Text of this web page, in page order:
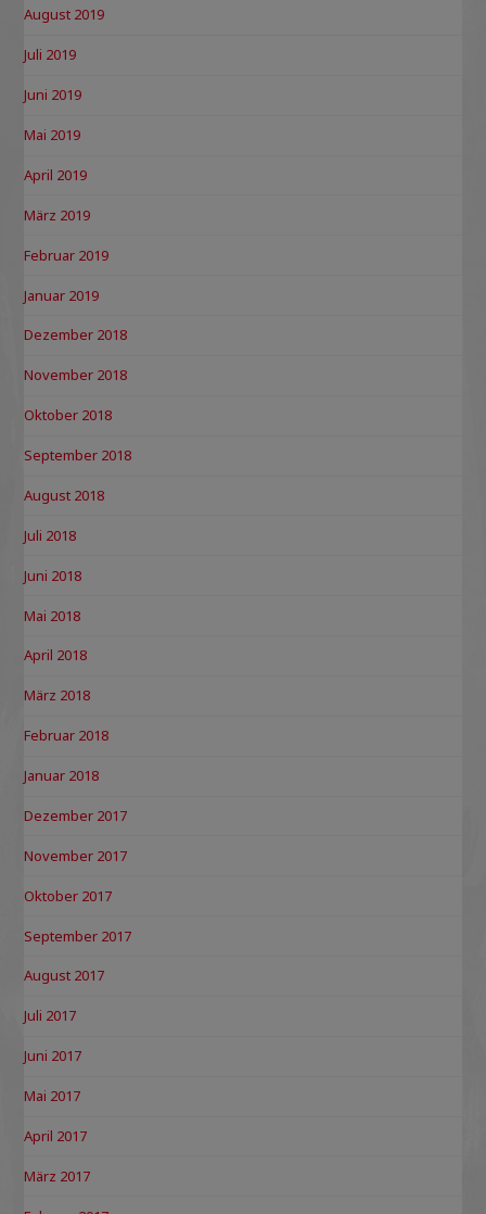
August 2019
Juli 2019
Juni 2019
Mai 2019
April 2019
März 2019
Februar 2019
Januar 2019
Dezember 2018
November 2018
Oktober 2018
September 2018
August 2018
Juli 2018
Juni 2018
Mai 2018
April 2018
März 2018
Februar 2018
Januar 2018
Dezember 2017
November 2017
Oktober 2017
September 2017
August 2017
Juli 2017
Juni 2017
Mai 2017
April 2017
März 2017